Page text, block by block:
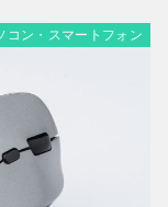
コン・スマートフォン